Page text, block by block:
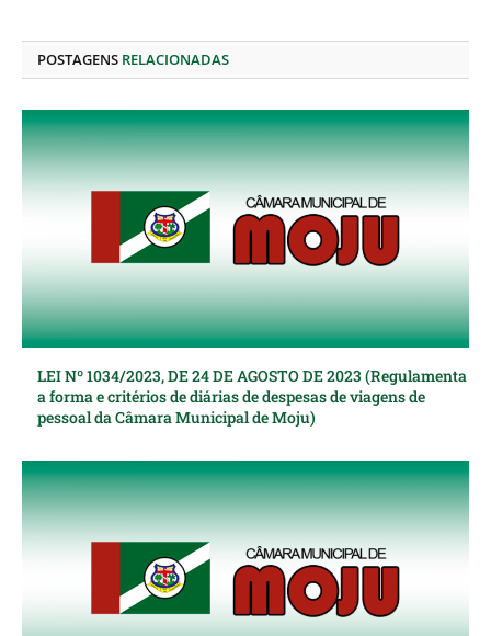
POSTAGENS RELACIONADAS
LEI Nº 1034/2023, DE 24 DE AGOSTO DE 2023 (Regulamenta
a forma e critérios de diárias de despesas de viagens de
pessoal da Câmara Municipal de Moju)